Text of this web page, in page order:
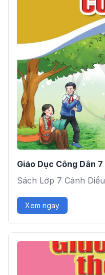
Giáo Dục Công Dân 7
Sách Lớp 7 Cánh Diều
Xem ngay